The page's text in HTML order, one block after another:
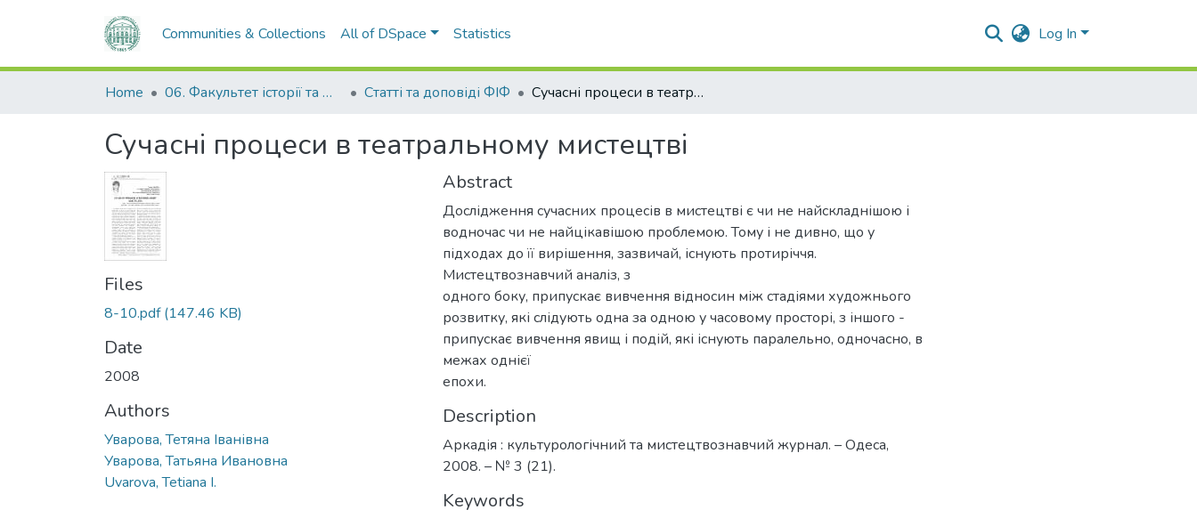
Communities & Collections All of DSpace Statistics Log In
Home 06. Факультет історії та філософії Статті та доповіді ФІФ Сучасні процеси в театральному мистецтві
Сучасні процеси в театральному мистецтві
Files
8-10.pdf(147.46 KB)
Date
2008
Authors
Уварова, Тетяна Іванівна
Уварова, Татьяна Ивановна
Uvarova, Tetiana I.
Abstract
Дослідження сучасних процесів в мистецтві є чи не найскладнішою і
водночас чи не найцікавішою проблемою. Тому і не дивно, що у
підходах до її вирішення, зазвичай, існують протиріччя.
Мистецтвознавчий аналіз, з
одного боку, припускає вивчення відносин між стадіями художнього
розвитку, які слідують одна за одною у часовому просторі, з іншого -
припускає вивчення явищ і подій, які існують паралельно, одночасно, в
межах однієї
епохи.
Description
Аркадія : культурологічний та мистецтвознавчий журнал. – Одеса,
2008. – № 3 (21).
Keywords